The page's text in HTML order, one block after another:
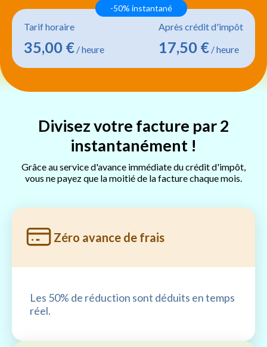
Tarif horaire
35,00 € / heure
Après crédit d'impôt
17,50 € / heure
-50% instantané
Divisez votre facture par 2
instantanément !
Grâce au service d'avance immédiate du crédit d'impôt,
vous ne payez que la moitié de la facture chaque mois.
Zéro avance de frais
Les 50% de réduction sont déduits en temps
réel.